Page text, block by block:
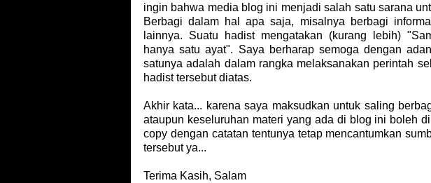
ingin bahwa media blog ini menjadi salah satu sarana
Berbagi dalam hal apa saja, misalnya berbagi
lainnya. Suatu hadist mengatakan (kurang lebih)
hanya satu ayat". Saya berharap semoga dengan
satunya adalah dalam rangka melaksanakan perintah
hadist tersebut diatas.
Akhir kata... karena saya maksudkan untuk saling
ataupun keseluruhan materi yang ada di blog ini boleh
copy dengan catatan tentunya tetap mencantumkan
tersebut ya...
Terima Kasih, Salam